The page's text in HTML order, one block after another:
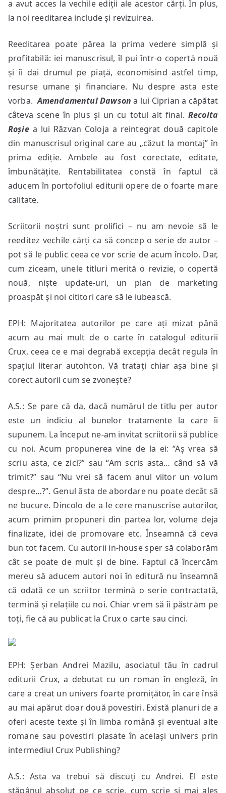
a avut acces la vechile ediții ale acestor cărți. În plus,
la noi reeditarea include și revizuirea.
Reeditarea poate părea la prima vedere simplă și
profitabilă: iei manuscrisul, îl pui într-o copertă nouă
și îi dai drumul pe piață, economisind astfel timp,
resurse umane și financiare. Nu despre asta este
vorba.Amendamentul Dawson a lui Ciprian a căpătat
câteva scene în plus și un cu totul alt final. Recolta
Roșiea lui Răzvan Coloja a reintegrat două capitole
din manuscrisul original care au „căzut la montaj” în
prima ediție. Ambele au fost corectate, editate,
îmbunătățite. Rentabilitatea constă în faptul că
aducem în portofoliul editurii opere de o foarte mare
calitate.
Scriitorii noștri sunt prolifici – nu am nevoie să le
reeditez vechile cărți ca să concep o serie de autor –
pot să le public ceea ce vor scrie de acum încolo. Dar,
cum ziceam, unele titluri merită o revizie, o copertă
nouă, niște update-uri, un plan de marketing
proaspăt și noi cititori care să le iubească.
EPH: Majoritatea autorilor pe care ați mizat până
acum au mai mult de o carte în catalogul editurii
Crux, ceea ce e mai degrabă excepția decât regula în
spațiul literar autohton. Vă tratați chiar așa bine și
corect autorii cum se zvonește?
A.S.: Se pare că da, dacă numărul de titlu per autor
este un indiciu al bunelor tratamente la care îi
supunem. La început ne-am invitat scriitorii să publice
cu noi. Acum propunerea vine de la ei: “Aș vrea să
scriu asta, ce zici?” sau “Am scris asta… când să vă
trimit?” sau “Nu vrei să facem anul viitor un volum
despre…?”. Genul ăsta de abordare nu poate decât să
ne bucure. Dincolo de a le cere manuscrise autorilor,
acum primim propuneri din partea lor, volume deja
finalizate, idei de promovare etc. Înseamnă că ceva
bun tot facem. Cu autorii in-house sper să colaborăm
cât se poate de mult și de bine. Faptul că încercăm
mereu să aducem autori noi în editură nu înseamnă
că odată ce un scriitor termină o serie contractată,
termină și relațiile cu noi. Chiar vrem să îi păstrăm pe
toți, fie că au publicat la Crux o carte sau cinci.
EPH: Șerban Andrei Mazilu, asociatul tău în cadrul
editurii Crux, a debutat cu un roman în engleză, în
care a creat un univers foarte promițător, în care însă
au mai apărut doar două povestiri. Există planuri de a
oferi aceste texte și în limba română și eventual alte
romane sau povestiri plasate în același univers prin
intermediul Crux Publishing?
A.S.: Asta va trebui să discuți cu Andrei. El este
stăpânul absolut pe ce scrie, cum scrie și mai ales